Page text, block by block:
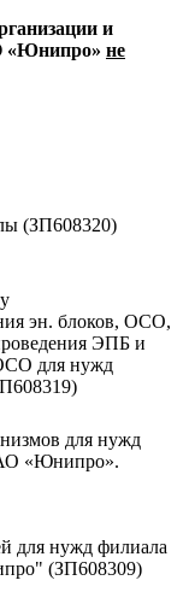
и
«Юнипро» не
(ЗП608320)
эн. блоков, ОСО,
ЭПБ и
для нужд
для нужд
«Юнипро».
для нужд филиала
(ЗП608309)